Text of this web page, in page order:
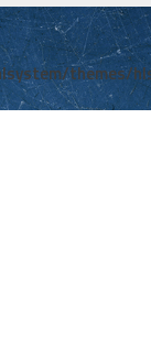
themes/